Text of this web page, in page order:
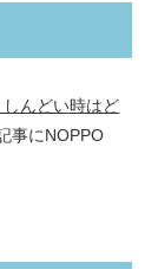
んどい時はど
事にNOPPO